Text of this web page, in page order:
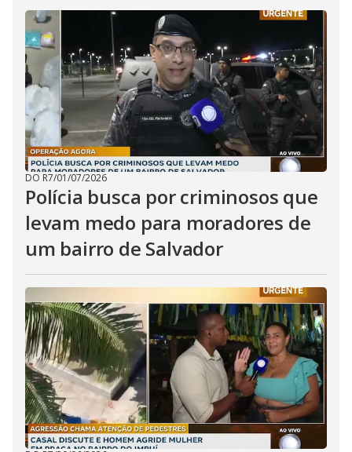
DO R7/01/07/2026
Polícia busca por criminosos que
levam medo para moradores de
um bairro de Salvador